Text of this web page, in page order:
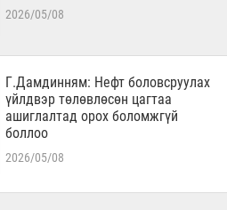
2026/05/08
Г.Дамдинням: Нефт боловсруулах
үйлдвэр төлөвлөсөн цагтаа
ашиглалтад орох боломжгүй
боллоо
2026/05/08